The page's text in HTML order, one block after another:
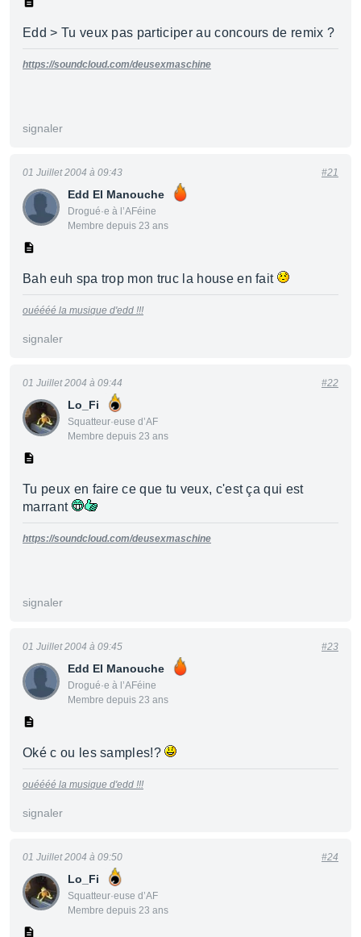
Edd > Tu veux pas participer au concours de remix ?
https://soundcloud.com/deusexmaschine
signaler
Edd El Manouche
Drogué·e à l’AFéine
Membre depuis 23 ans
01 Juillet 2004 à 09:43 #21
Bah euh spa trop mon truc la house en fait
ouéééé la musique d'edd !!!
signaler
Lo_Fi
Squatteur·euse d’AF
Membre depuis 23 ans
01 Juillet 2004 à 09:44 #22
Tu peux en faire ce que tu veux, c'est ça qui est
marrant
https://soundcloud.com/deusexmaschine
signaler
Edd El Manouche
Drogué·e à l’AFéine
Membre depuis 23 ans
01 Juillet 2004 à 09:45 #23
Oké c ou les samples!?
ouéééé la musique d'edd !!!
signaler
Lo_Fi
Squatteur·euse d’AF
Membre depuis 23 ans
01 Juillet 2004 à 09:50 #24